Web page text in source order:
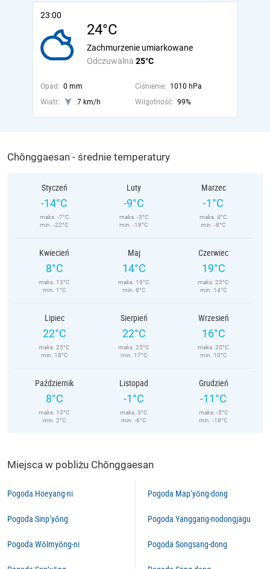
23:00
24°C
Odczuwalna 25°C
Zachmurzenie umiarkowane
Opad: 0 mm Ciśnienie: 1010 hPa
Wiatr:
7 km/h Wilgotność: 99%
Chŏnggaesan - średnie temperatury
Styczeń
-14°C
maks. -7°C
min. -22°C
Luty
-9°C
maks. -3°C
min. -18°C
Marzec
-1°C
maks. 4°C
min. -8°C
Kwiecień
8°C
maks. 13°C
min. 1°C
Maj
14°C
maks. 19°C
min. 8°C
Czerwiec
19°C
maks. 23°C
min. 14°C
Lipiec
22°C
maks. 25°C
min. 18°C
Sierpień
22°C
maks. 25°C
min. 17°C
Wrzesień
16°C
maks. 20°C
min. 10°C
Październik
8°C
maks. 13°C
min. 2°C
Listopad
-1°C
maks. 3°C
min. -6°C
Grudzień
-11°C
maks. -5°C
min. -18°C
Miejsca w pobliżu Chŏnggaesan
Pogoda Hoeyang-ni
Pogoda Sinp’yŏng
Pogoda Wŏlmyŏng-ni
Pogoda Map’yŏng-dong
Pogoda Yanggang-nodongjagu
Pogoda Songsang-dong